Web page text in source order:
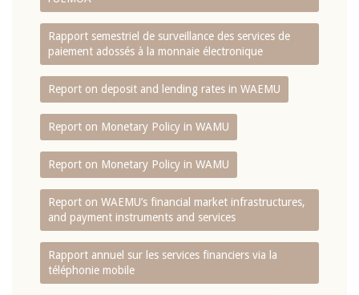
Rapport semestriel de surveillance des services de
paiement adossés à la monnaie électronique
Report on deposit and lending rates in WAEMU
Report on Monetary Policy in WAMU
Report on Monetary Policy in WAMU
Report on WAEMU’s financial market infrastructures,
and payment instruments and services
Rapport annuel sur les services financiers via la
téléphonie mobile